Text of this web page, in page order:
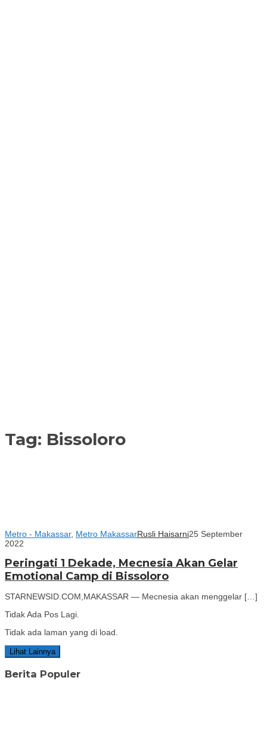
Tag: Bissoloro
Metro - Makassar, Metro MakassarRusli Haisarni25 September
2022
Peringati 1 Dekade, Mecnesia Akan Gelar
Emotional Camp di Bissoloro
STARNEWSID.COM,MAKASSAR — Mecnesia akan menggelar […]
Tidak Ada Pos Lagi.
Tidak ada laman yang di load.
Lihat Lainnya
Berita Populer